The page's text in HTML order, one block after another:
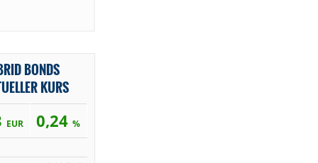
BONDS
KURS
EUR 0,24%